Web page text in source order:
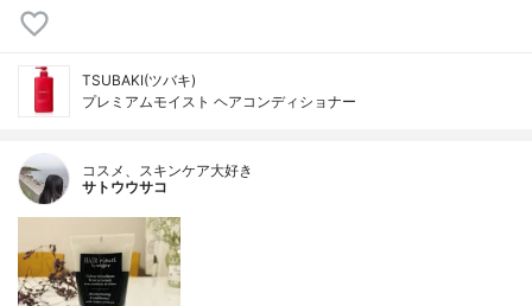
TSUBAKI(ツバキ)
プレミアムモイスト ヘアコンディショナー
コスメ、スキンケア大好き
サトウウサコ